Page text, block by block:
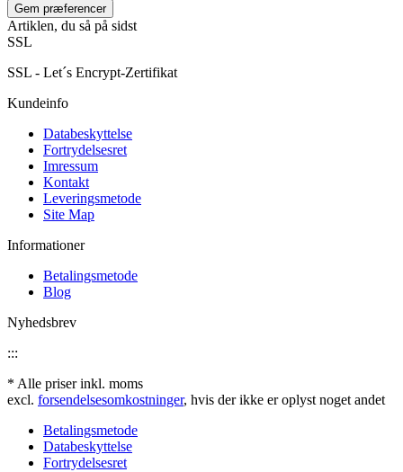
Artiklen, du så på sidst
SSL
SSL - Let´s Encrypt-Zertifikat
Kundeinfo
Databeskyttelse
Fortrydelsesret
Imressum
Kontakt
Leveringsmetode
Site Map
Informationer
Betalingsmetode
Blog
Nyhedsbrev
:::
* Alle priser inkl. moms
excl. forsendelsesomkostninger, hvis der ikke er oplyst noget andet
Betalingsmetode
Databeskyttelse
Fortrydelsesret